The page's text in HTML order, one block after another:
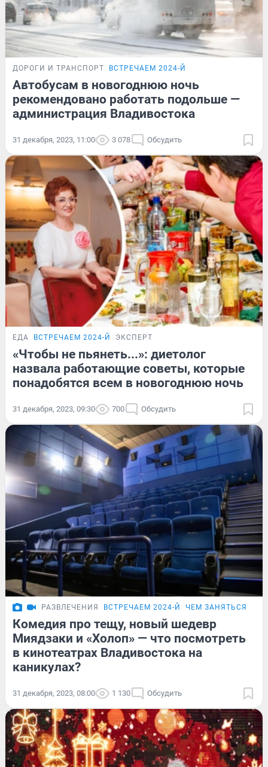
ДОРОГИ И ТРАНСПОРТ ВСТРЕЧАЕМ 2024-Й
Автобусам в новогоднюю ночь
рекомендовано работать подольше —
администрация Владивостока
31 декабря, 2023, 11:00 3 078 Обсудить
ЕДА ВСТРЕЧАЕМ 2024-Й ЭКСПЕРТ
«Чтобы не пьянеть...»: диетолог
назвала работающие советы, которые
понадобятся всем в новогоднюю ночь
31 декабря, 2023, 09:30 700 Обсудить
РАЗВЛЕЧЕНИЯ ВСТРЕЧАЕМ 2024-Й ЧЕМ ЗАНЯТЬСЯ ВО
Комедия про тещу, новый шедевр
Миядзаки и «Холоп» — что посмотреть
в кинотеатрах Владивостока на
каникулах?
31 декабря, 2023, 08:00 1 130 Обсудить